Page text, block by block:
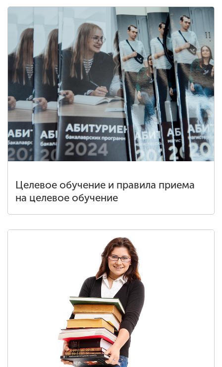
Целевое обучение и правила приема
на целевое обучение